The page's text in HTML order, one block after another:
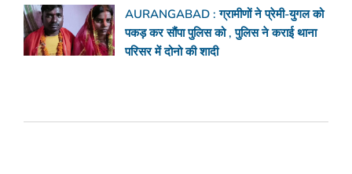
AURANGABAD : ग्रामीणों ने प्रेमी-युगल को
पकड़ कर सौंपा पुलिस को , पुलिस ने कराई थाना
परिसर में दोनो की शादी